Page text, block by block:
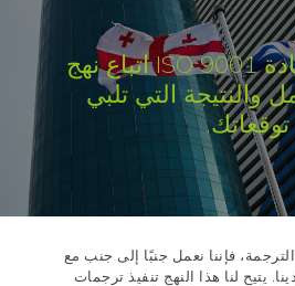
تضمن لك شهادة ISO 9001 اتباع نهج
والنتيجة التي تلبي
توقعاتك.
فإننا نعمل جنبًا إلى جنب مع
يتيح لنا هذا النهج تنفيذ ترجمات